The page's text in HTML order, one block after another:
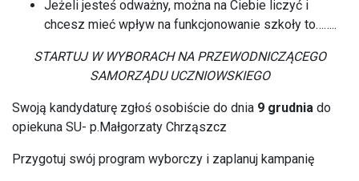
Jeżeli jesteś odważny, można na Ciebie liczyć i
chcesz mieć wpływ na funkcjonowanie szkoły to……..
STARTUJ W WYBORACH NA PRZEWODNICZĄCEGO
SAMORZĄDU UCZNIOWSKIEGO
Swoją kandydaturę zgłoś osobiście do dnia 9 grudnia do
opiekuna SU- p.Małgorzaty Chrząszcz
Przygotuj swój program wyborczy i zaplanuj kampanię